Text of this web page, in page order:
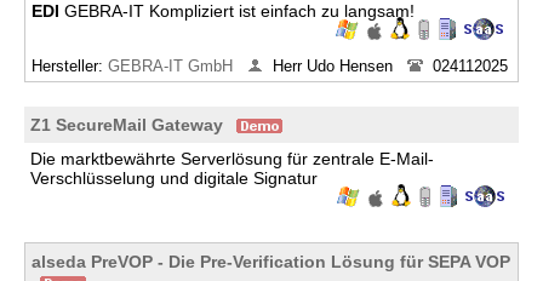
EDI GEBRA-IT Kompliziert ist einfach zu langsam!
Hersteller: GEBRA-IT GmbH Herr Udo Hensen 024112025
Z1 SecureMail Gateway
Die marktbewährte Serverlösung für zentrale E-Mail-
Verschlüsselung und digitale Signatur
alseda PreVOP - Die Pre-Verification Lösung für SEPA VOP